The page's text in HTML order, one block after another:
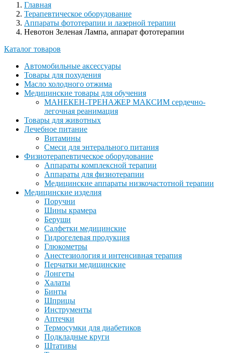
Главная
Терапевтическое оборудование
Аппараты фототерапии и лазерной терапии
Невотон Зеленая Лампа, аппарат фототерапии
Каталог товаров
Автомобильные аксессуары
Товары для похудения
Масло холодного отжима
Медицинские товары для обучения
МАНЕКЕН-ТРЕНАЖЕР МАКСИМ сердечно-
легочная реанимация
Товары для животных
Лечебное питание
Витамины
Смеси для энтерального питания
Физиотерапевтическое оборудование
Аппараты комплексной терапии
Аппараты для физиотерапии
Медицинские аппараты низкочастотной терапии
Медицинские изделия
Поручни
Шины крамера
Беруши
Салфетки медицинские
Гидрогелевая продукция
Глюкометры
Анестезиология и интенсивная терапия
Перчатки медицинские
Лонгеты
Халаты
Бинты
Шприцы
Инструменты
Аптечки
Термосумки для диабетиков
Подкладные круги
Штативы